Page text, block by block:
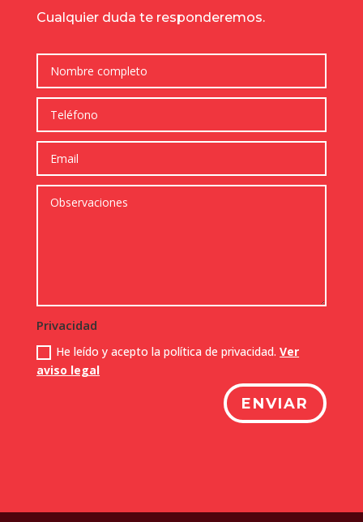
Cualquier duda te responderemos.
Privacidad
He leído y acepto la política de privacidad.Ver
aviso legal
ENVIAR